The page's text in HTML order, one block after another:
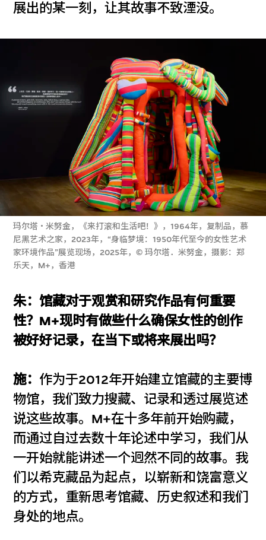
展出的某一刻，让其故事不致湮没。
玛尔塔・米努金，《来打滚和生活吧！》，1964年，复制品，慕
尼黑艺术之家，2023年，“身临梦境：1950年代至今的女性艺术
家环境作品”展览现场，2025年，© 玛尔塔．米努金，摄影：郑
乐天，M+，香港
朱：馆藏对于观赏和研究作品有何重要
性？M+现时有做些什么确保女性的创作
被好好记录，在当下或将来展出吗？
施： 作为于2012年开始建立馆藏的主要博
物馆，我们致力搜藏、记录和透过展览述
说这些故事。M+在十多年前开始购藏，
而通过自过去数十年论述中学习，我们从
一开始就能讲述一个迥然不同的故事。我
们以希克藏品为起点，以崭新和饶富意义
的方式，重新思考馆藏、历史叙述和我们
身处的地点。